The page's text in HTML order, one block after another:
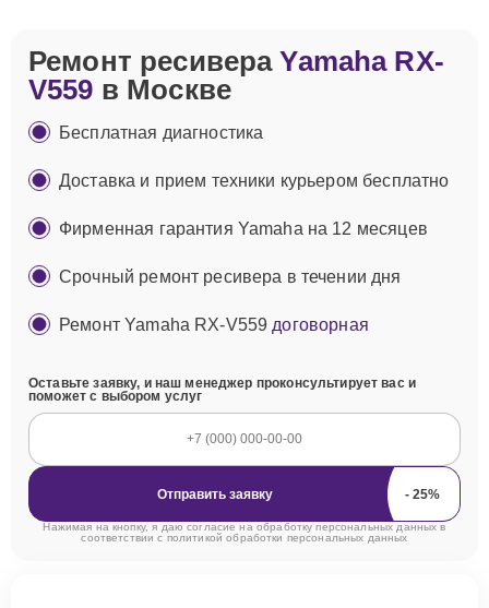
Ремонт ресивераYamaha RX-
V559 в Москве
Бесплатная диагностика
Доставка и прием техники курьером бесплатно
Фирменная гарантия Yamaha на 12 месяцев
Срочный ремонт ресивера в течении дня
Ремонт Yamaha RX-V559 договорная
Оставьте заявку, и наш менеджер проконсультирует вас и
поможет с выбором услуг
Отправить заявку
Нажимая на кнопку, я даю согласие на обработку персональных данных в
соответствии с политикой обработки персональных данных